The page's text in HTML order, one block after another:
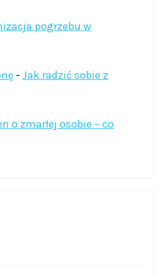
pogrzebu w
- Jak radzić sobie z
o zmarłej osobie – co